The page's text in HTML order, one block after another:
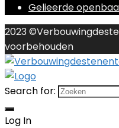
Gelieerde
2023
voorbehouden
Search for:
Log In